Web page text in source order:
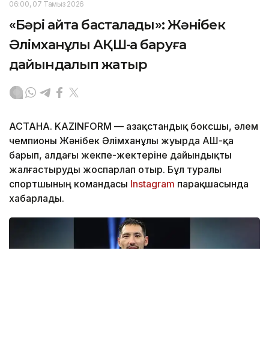
06:00, 07 Тамыз 2026
«Бәрі қайта басталады»: Жәнібек
Әлімханұлы АҚШ-қа баруға
дайындалып жатыр
АСТАНА. KAZINFORM — Қазақстандық боксшы, әлем
чемпионы Жәнібек Әлімханұлы жуырда АҚШ-қа
барып, алдағы жекпе-жектеріне дайындықты
жалғастыруды жоспарлап отыр. Бұл туралы
спортшының командасы Instagram парақшасында
хабарлады.